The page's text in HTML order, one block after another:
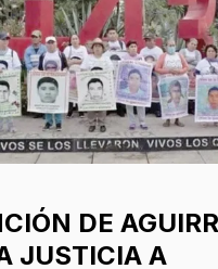
DE
JUSTICIA A